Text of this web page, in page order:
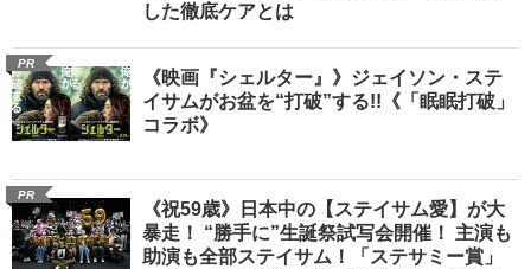
した徹底ケアとは
PR
《映画『シェルター』》ジェイソン・ステ
イサムがお盆を“打破”する!!《「眠眠打破」
コラボ》
PR
《祝59歳》日本中の【ステイサム愛】が大
暴走！ “勝手に”生誕祭試写会開催！ 主演も
助演も全部ステイサム！「ステサミー賞」